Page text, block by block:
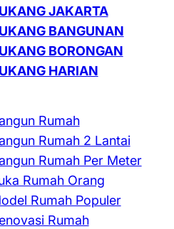
JAKARTA
BANGUNAN
BORONGAN
HARIAN
Rumah
Rumah 2 Lantai
Rumah Per Meter
Rumah Orang
Rumah Populer
Rumah